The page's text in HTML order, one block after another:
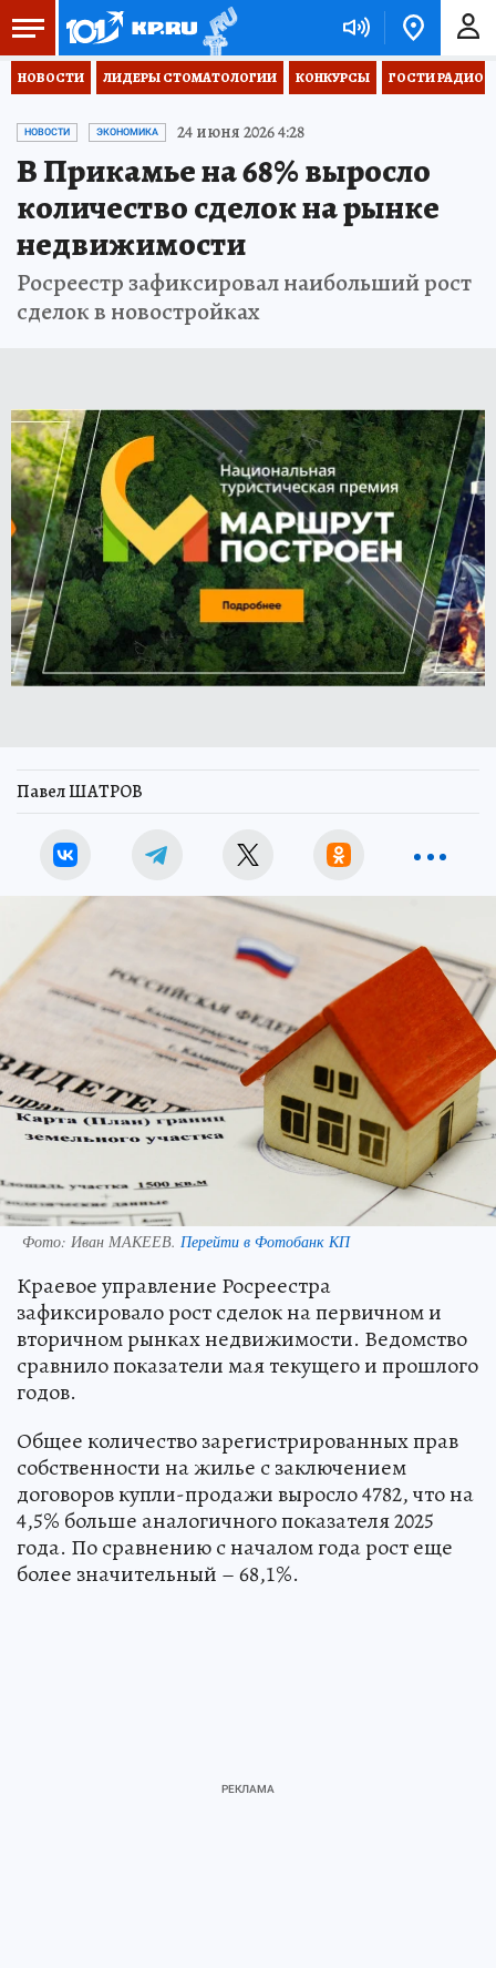
НОВОСТИ ЛИДЕРЫ СТОМАТОЛОГИИ КОНКУРСЫ ГОСТИ РАДИО
НОВОСТИ ЭКОНОМИКА 24 июня 2026 4:28
В Прикамье на 68% выросло
количество сделок на рынке
недвижимости
Росреестр зафиксировал наибольший рост
сделок в новостройках
Павел ШАТРОВ
Фото: Иван МАКЕЕВ. Перейти в Фотобанк КП
Краевое управление Росреестра
зафиксировало рост сделок на первичном и
вторичном рынках недвижимости. Ведомство
сравнило показатели мая текущего и прошлого
годов.
Общее количество зарегистрированных прав
собственности на жилье с заключением
договоров купли-продажи выросло 4782, что на
4,5% больше аналогичного показателя 2025
года. По сравнению с началом года рост еще
более значительный – 68,1%.